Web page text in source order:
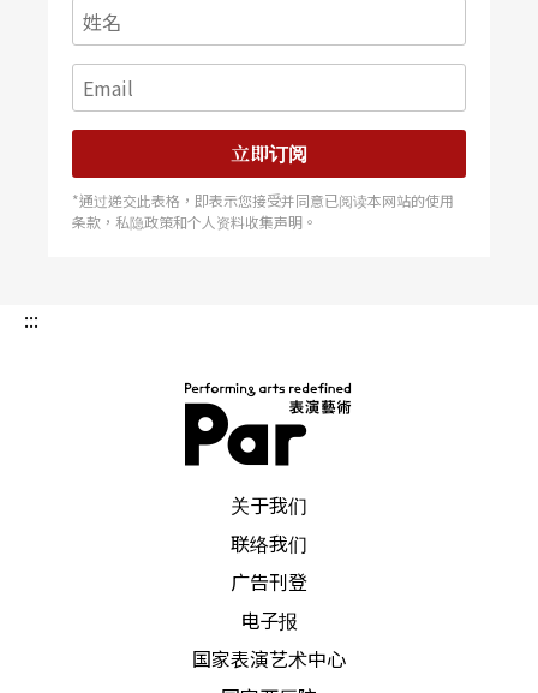
兴创作人发表阶段性作品，也企划了各种半正式性
的展演活动，名为「开放表演」（open performan
ce）或「创作过程呈现」（work in progress），通
常为六至十人的接力演出，作品长度约十二至十五
分钟，重点在创作概念的真实呈现与检验，有时候
是结构即兴的作品，灯光、舞台和服装尽量维持最
选或邀集团体，二为开放申请无须评选，而且多数
剧场不限制演出类别，所以舞蹈、戏剧、音乐、朗
诵诗词都可能融合出现。由于制作成本不高，并且
鼓励创作以及欣赏创作，节目多半免费入场或酌收
基本费用。目前举办此类制作的单位有：The Fiel
d、Movement Research、PS122、92nd Y、Dixon
Place、Dance Space Center等机构或剧场。
立即订阅
*通过递交此表格，即表示您接受并同意已阅读本网站的使用
条款，私隐政策和个人资料收集声明。
:::
关于我们
联络我们
广告刊登
电子报
国家表演艺术中心